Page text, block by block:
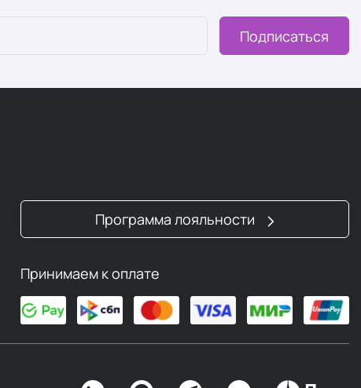
Подписаться
Программа лояльности
Принимаем к оплате